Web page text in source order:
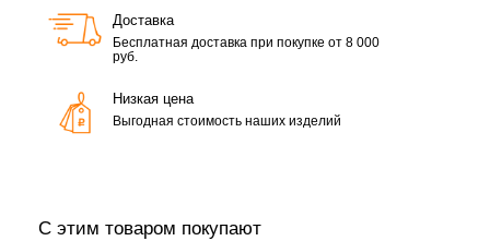
Доставка
Бесплатная доставка при покупке от 8 000
руб.
Низкая цена
Выгодная стоимость наших изделий
С этим товаром покупают